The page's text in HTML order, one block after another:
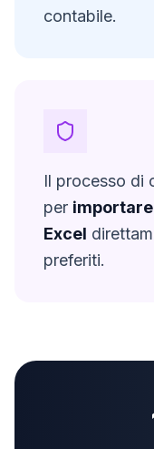
contabile.
Il processo di
per
Excel
preferiti.